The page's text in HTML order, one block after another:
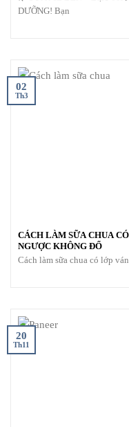
DƯỠNG! Bạn
CÁCH LÀM SỮA CHUA
NGƯỢC KHÔNG ĐỔ
Cách làm sữa chua có lớp
02
Th3
20
Th11